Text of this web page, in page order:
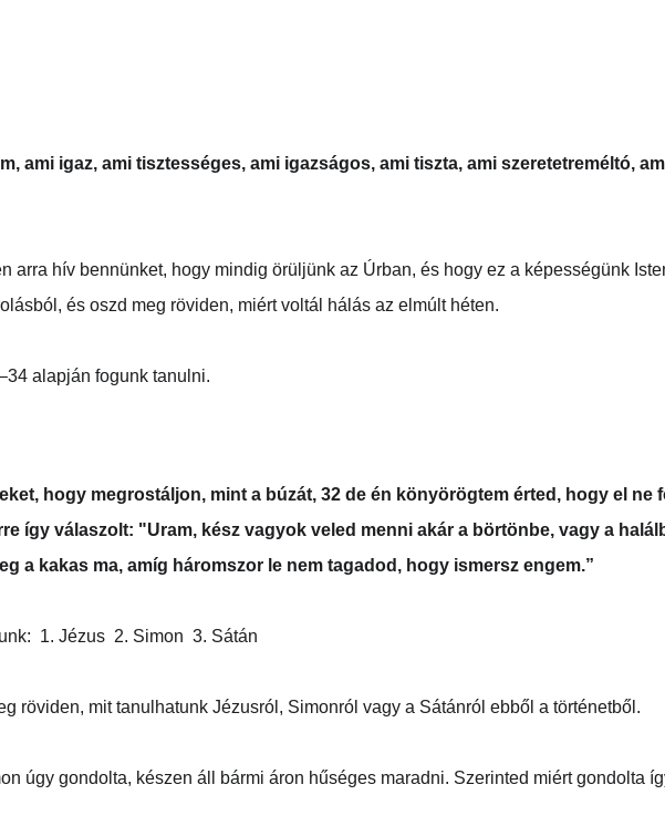
ami igaz, ami tisztességes, ami igazságos, ami tiszta, ami szeretetreméltó,
arra hív bennünket, hogy mindig örüljünk az Úrban, és hogy ez a képességünk
és oszd meg röviden, miért voltál hálás az elmúlt héten.
alapján fogunk tanulni.
hogy megrostáljon, mint a búzát, 32 de én könyörögtem érted, hogy el ne
így válaszolt: "Uram, kész vagyok veled menni akár a börtönbe, vagy a
a kakas ma, amíg háromszor le nem tagadod, hogy ismersz engem.”
1. Jézus  2. Simon  3. Sátán
röviden, mit tanulhatunk Jézusról, Simonról vagy a Sátánról ebből a történetből.
úgy gondolta, készen áll bármi áron hűséges maradni. Szerinted miért gondolta